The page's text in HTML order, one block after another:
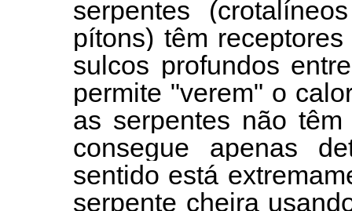
serpentes
pítons) têm
sulcos profundos
permite "verem" o
as serpentes não
consegue apenas
sentido está
serpente cheira